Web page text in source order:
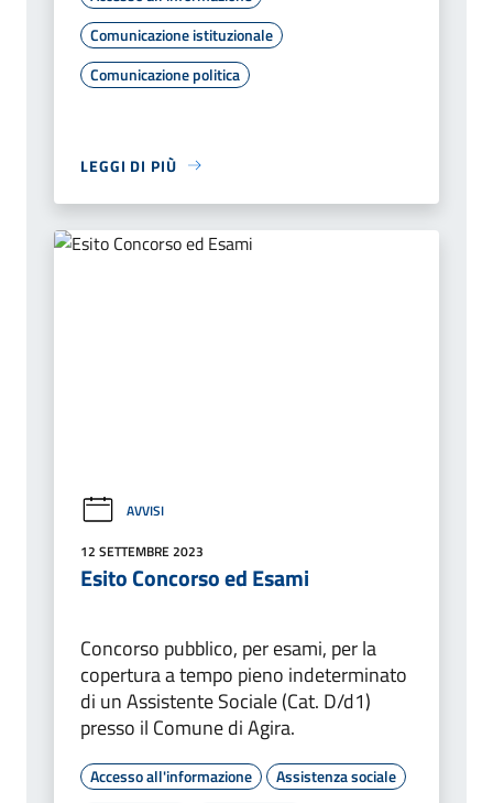
Comunicazione istituzionale
Comunicazione politica
LEGGI DI PIÙ
AVVISI
12 SETTEMBRE 2023
Esito Concorso ed Esami
Concorso pubblico, per esami, per la
copertura a tempo pieno indeterminato
di un Assistente Sociale (Cat. D/d1)
presso il Comune di Agira.
Accesso all'informazione
Assistenza sociale